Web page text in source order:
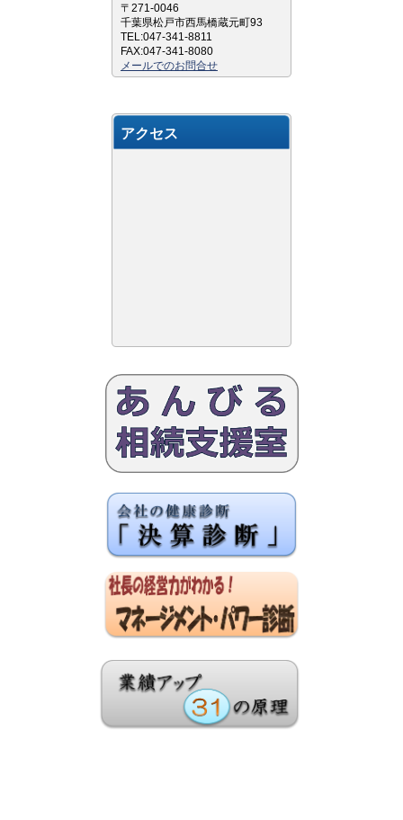
〒271-0046
千葉県松戸市西馬橋蔵元町93
TEL:047-341-8811
FAX:047-341-8080
メールでのお問合せ
アクセス